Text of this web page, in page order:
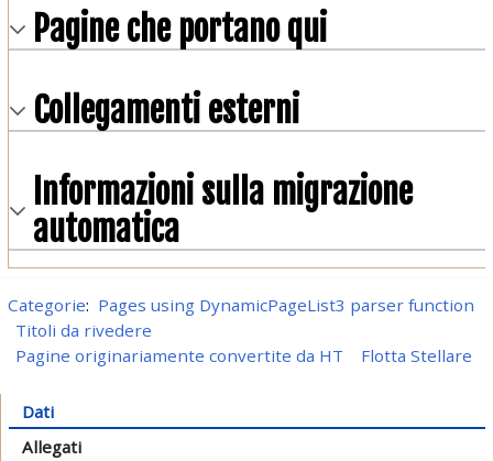
Pagine che portano qui
Collegamenti esterni
Informazioni sulla migrazione
automatica
Categorie: Pages using DynamicPageList3 parser function
Titoli da rivedere
Pagine originariamente convertite da HT
Flotta Stellare
Dati
Allegati